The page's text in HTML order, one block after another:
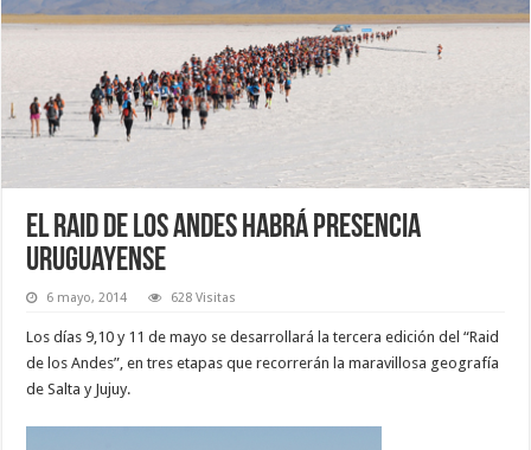
El raid de Los Andes habrá presencia
uruguayense
6 mayo, 2014 628 Visitas
Los días 9,10 y 11 de mayo se desarrollará la tercera edición del “Raid
de los Andes”, en tres etapas que recorrerán la maravillosa geografía
de Salta y Jujuy.